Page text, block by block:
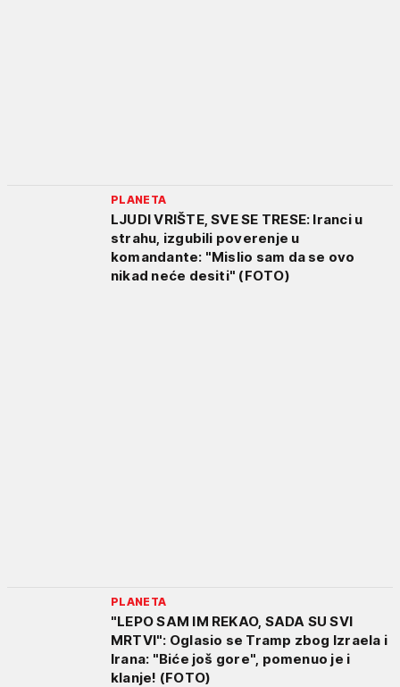
PLANETA
LJUDI VRIŠTE, SVE SE TRESE: Iranci u
strahu, izgubili poverenje u
komandante: "Mislio sam da se ovo
nikad neće desiti" (FOTO)
PLANETA
"LEPO SAM IM REKAO, SADA SU SVI
MRTVI": Oglasio se Tramp zbog Izraela i
Irana: "Biće još gore", pomenuo je i
klanje! (FOTO)